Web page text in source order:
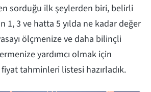
sorduğu ilk şeylerden biri, belirli
1, 3 ve hatta 5 yılda ne kadar değer
ölçmenize ve daha bilinçli
yardımcı olmak için
tahminleri listesi hazırladık.